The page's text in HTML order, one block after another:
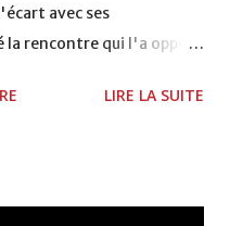
avec ses
la rencontre qui l'a opposé
à la 38e pour lesLIRE LA SUITE